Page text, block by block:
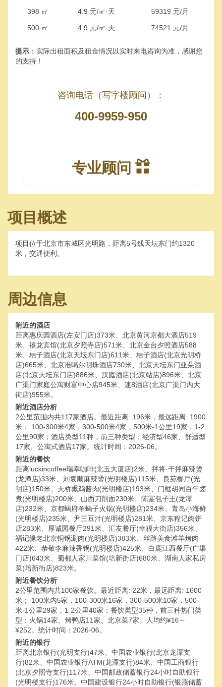
398 ㎡ 4.9 元/㎡·天 59319 元/月
500 ㎡ 4.9 元/㎡·天 74521 元/月
提示 ：实际出租面积及租金情况以实时来电咨询为准，感谢您
的支持！
咨询电话（写字楼顾问）：
400-9959-950
专业顾问
项目概述
项目位于北京市东城区光明路，距离5号线天坛东门约1320
米，交通便利。
周边信息
附近的酒店
距离惠庆园酒店(左安门店)373米、北京黄河京都大酒店519
米、禧龙宾馆(北京夕照寺店)571米、北京金台夕照酒店588
米、桔子酒店(北京天坛东门店)611米、桔子酒店(北京光明桥
店)665米、北京准噶尔明珠酒店730米、北京天坛东门亚朵酒
店(北京天坛东门店)886米、汉庭酒店(北京站店)896米、北京
广渠门家庭公寓财富中心店945米、速8酒店(北京广渠门内大
街店)955米。
附近酒店分析
2公里范围内共117家酒店。最近距离: 196米，最远距离: 1900
米； 100-300米4家，300-500米4家，500米-1公里19家，1-2
公里90家；酒店类型11种，前三种类型：经济型46家、舒适型
17家、公寓式酒店17家。统计时间：2026-06。
附近的餐饮
距离luckincoffee瑞幸咖啡(北玉大厦店)2米、拌将·干拌麻辣烫
(龙潭店)33米、刘袁顺麻辣烫(光明楼店)115米、良苑餐厅(光
明店)150米、天桥熏鸡酱肉(光明楼店)193米、门框胡同百年卤
煮(光明楼店)200米、山西刀削面230米、陈寔包子王(龙潭
店)232米、京都蝎府羊蝎子火锅(光明楼店)234米、青岛小海鲜
(光明楼店)235米、尹三豆汁(光明楼店)281米、京东程记肉饼
店283米、厚诚园餐厅291米、汇友餐厅(幸福大街店)356米、
福记缘老北京铜锅涮肉(光明楼店)383米、丝路美食滩羊烤肉
422米、恭敬李麻辣香锅(光明楼店)425米、白鹿江西餐厅(广渠
门店)643米、蜀都人家川菜馆(培新街店)680米、湖南人家私房
菜(培新街店)823米。
附近餐饮分析
2公里范围内共100家餐饮。最近距离: 22米，最远距离: 1600
米； 100米内5家，100-300米16家，300-500米10家，500
米-1公里29家，1-2公里40家；餐饮类型35种，前三种热门类
型：火锅14家、烤鸭店11家、北京菜7家。人均约¥16～
¥252。统计时间：2026-06。
附近的银行
距离北京银行(光明支行)47米、中国农业银行(北京龙潭支
行)82米、中国农业银行ATM(龙潭支行)84米、中国工商银行
(北京夕照寺支行)117米、中国邮政储蓄银行24小时自助银行
(光明楼支行)176米、中国建设银行24小时自助银行(银燕储蓄